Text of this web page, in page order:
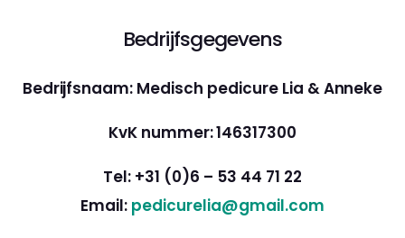
Bedrijfsgegevens
Bedrijfsnaam: Medisch pedicure Lia & Anneke
KvK nummer: 146317300
Tel: +31 (0)6 – 53 44 71 22
Email: pedicurelia@gmail.com